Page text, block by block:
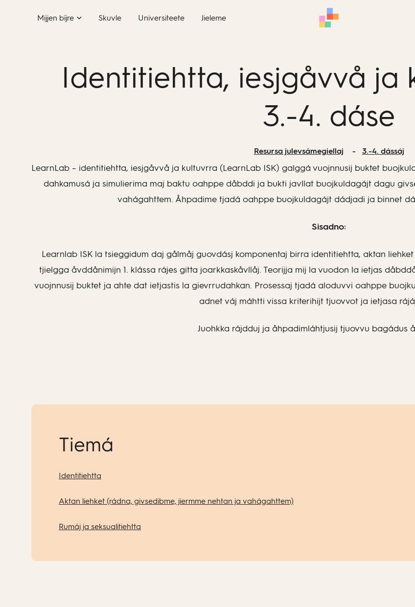
Mijjen bïjre Skuvle Universiteete Jieleme
Identitiehtta, iesjgåvvå ja
3.-4. dáse
Resursa julevsámegiellaj 3.-4. dássáj
LearnLab – identitiehtta, iesjgåvvå ja kultuvrra (LearnLab ISK) galggá vuojnnusij buktet
dahkamusá ja simulierima maj baktu oahppe dåbddi ja bukti javllat buojkuldagájt dagu
vahágahttem. Åhpadime tjadá oahppe buojkuldagájt dádjadi ja binnet
Sisadno:
Learnlab ISK la tsieggidum daj gålmåj guovdásj komponentaj birra identitiehtta, aktan
tjielgga åvddånimijn 1. klássa rájes gitta joarkkaskåvllåj. Teorijja mij la vuodon la ietjas
vuojnnusij buktet ja ahte dat ietjastis la gievrrudahkan. Prosessaj tjadá aloduvvi oahppe
adnet váj máhtti vissa kriterihijt tjuovvot ja ietjasa
Juohkka rájdduj ja åhpadimláhtjusij tjuovvu bagádus
Tiemá
Identitiehtta
Aktan liehket (rádna, givsedibme, jiermme nehtan ja vahágahttem)
Rumáj ja seksualitiehtta